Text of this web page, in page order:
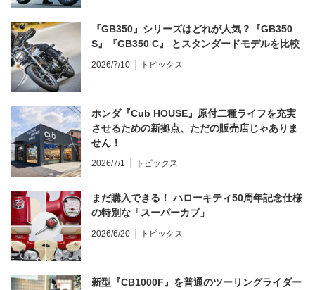
『GB350』シリーズはどれが人気？『GB350
S』『GB350 C』 とスタンダードモデルを比較
2026/7/10 トピックス
ホンダ『Cub HOUSE』原付二種ライフを充実
させるための新拠点、ただの販売店じゃありま
せん！
2026/7/1 トピックス
まだ購入できる！ ハローキティ50周年記念仕様
の特別な「スーパーカブ」
2026/6/20 トピックス
新型『CB1000F』を普通のツーリングライダー